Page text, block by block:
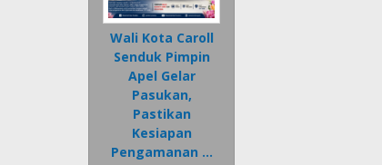
Wali Kota Caroll
Senduk Pimpin
Apel Gelar
Pasukan,
Pastikan
Kesiapan
Pengamanan …